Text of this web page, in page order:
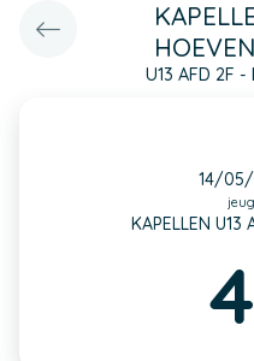
U13 AFD 2F -
14/05/
KAPELLEN U13